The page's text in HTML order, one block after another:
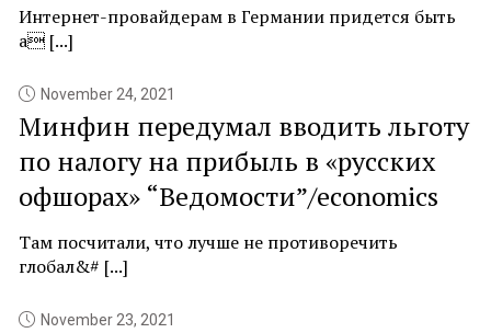
Интернет-провайдерам в Германии придется быть
а [...]
November 24, 2021
Минфин передумал вводить льготу
по налогу на прибыль в «русских
офшорах» “Ведомости”/economics
Там посчитали, что лучше не противоречить
глобал&# [...]
November 23, 2021